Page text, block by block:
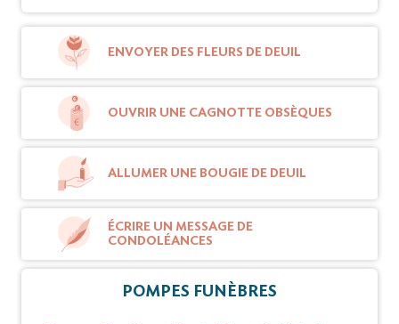
ENVOYER DES FLEURS DE DEUIL
OUVRIR UNE CAGNOTTE OBSÈQUES
ALLUMER UNE BOUGIE DE DEUIL
ÉCRIRE UN MESSAGE DE
CONDOLÉANCES
POMPES FUNÈBRES